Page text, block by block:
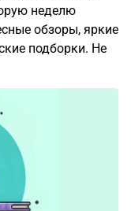
неделю
обзоры, яркие
подборки. Не